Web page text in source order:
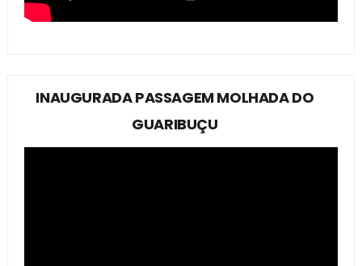
INAUGURADA PASSAGEM MOLHADA DO
GUARIBUÇU